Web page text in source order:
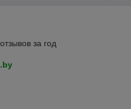
за год